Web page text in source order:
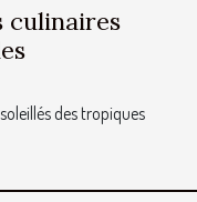
culinaires
des tropiques